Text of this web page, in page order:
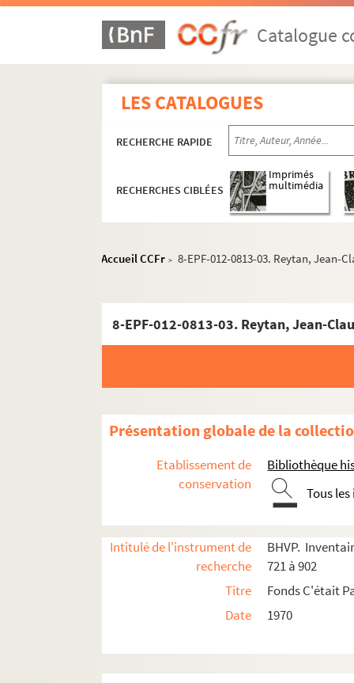
Catalogue
LES CATALOGUES
RECHERCHE RAPIDE
RECHERCHES CIBLÉES
Imprimés
multimédia
Accueil CCFr > 8-EPF-012-0813-03. Reytan, Jean-
8-EPF-012-0813-03. Reytan, Jean-
Présentation globale de la
Etablissement de
conservation
Bibliothèque
Tous
Intitulé de l'instrument de
recherche
BHVP.
721 à 902
Titre
Fonds C'était
Date
1970
Carrés 721 à 740. 7eet 8earrondissements
Carrés 741 à 760. 1er, 6e, 7eet 8e
Carrés 801 à 820. 3
, 4 et 11
arrondissements
Carré 803
Carré 804
Carré 805
Carré 809